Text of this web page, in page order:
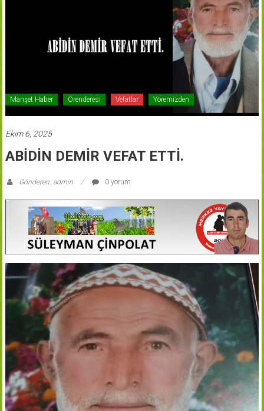
Manşet Haber Örenderesi Vefatlar Yöremizden
Ekim 6, 2025
ABİDİN DEMİR VEFAT ETTİ.
Gönderen: admin 0 yorum